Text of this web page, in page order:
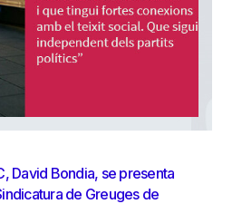
David Bondia, se presenta
de Greuges de